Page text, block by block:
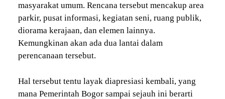
masyarakat umum. Rencana tersebut mencakup area
parkir, pusat informasi, kegiatan seni, ruang publik,
diorama kerajaan, dan elemen lainnya.
Kemungkinan akan ada dua lantai dalam
perencanaan tersebut.
Hal tersebut tentu layak diapresiasi kembali, yang
mana Pemerintah Bogor sampai sejauh ini berarti